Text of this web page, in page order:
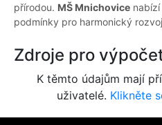
přírodou. MŠ Mnichovice
podmínky pro harmonický
Zdroje pro
K těmto údajům mají
uživatelé. Klikněte